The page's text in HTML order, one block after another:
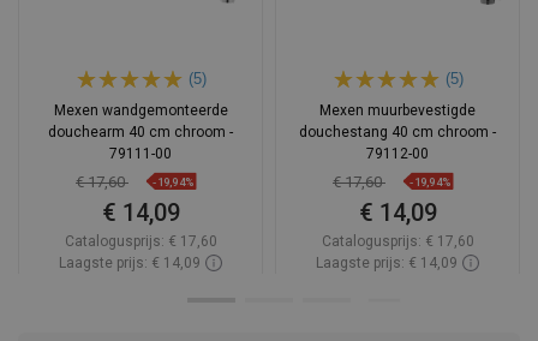
(5)
Mexen wandgemonteerde
douchearm 40 cm chroom -
79111-00
€ 17,60 -19,94%
€ 14,09
Catalogusprijs: € 17,60
Laagste prijs: € 14,09
(5)
Mexen muurbevestigde
douchestang 40 cm chroom -
79112-00
€ 17,60 -19,94%
€ 14,09
Catalogusprijs: € 17,60
Laagste prijs: € 14,09